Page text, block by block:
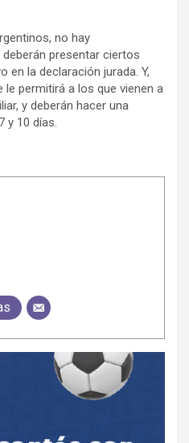
no hay
presentar ciertos
en la declaración jurada. Y,
permitirá a los que vienen a
y deberán hacer una
y 10 días.